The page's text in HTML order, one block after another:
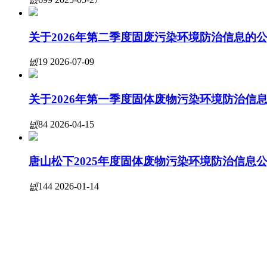
关于2026年第二季度固废污染环境防治信息的
넶19 2026-07-09
关于2026年第一季度固体废物污染环境防治信
넶84 2026-04-15
唐山松下2025年度固体废物污染环境防治信息
넶144 2026-01-14